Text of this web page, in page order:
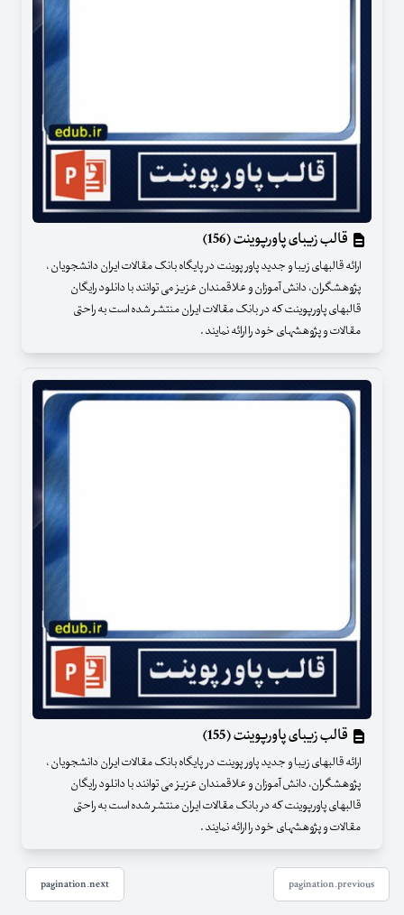
قالب زیبای پاورپوینت (156)
ارائه قالبهای زیبا و جدید پاور پوینت در پایگاه بانک مقالات ایران دانشجویان ،
پژوهشگران، دانش آموزان و علاقمندان عزیز می توانند با دانلود رایگان
قالبهای پاورپوینت که در بانک مقالات ایران منتشر شده است به راحتی
مقالات و پژوهشهای خود را ارائه نمایند .
قالب زیبای پاورپوینت (155)
ارائه قالبهای زیبا و جدید پاور پوینت در پایگاه بانک مقالات ایران دانشجویان ،
پژوهشگران، دانش آموزان و علاقمندان عزیز می توانند با دانلود رایگان
قالبهای پاورپوینت که در بانک مقالات ایران منتشر شده است به راحتی
مقالات و پژوهشهای خود را ارائه نمایند .
pagination.previous
pagination.next